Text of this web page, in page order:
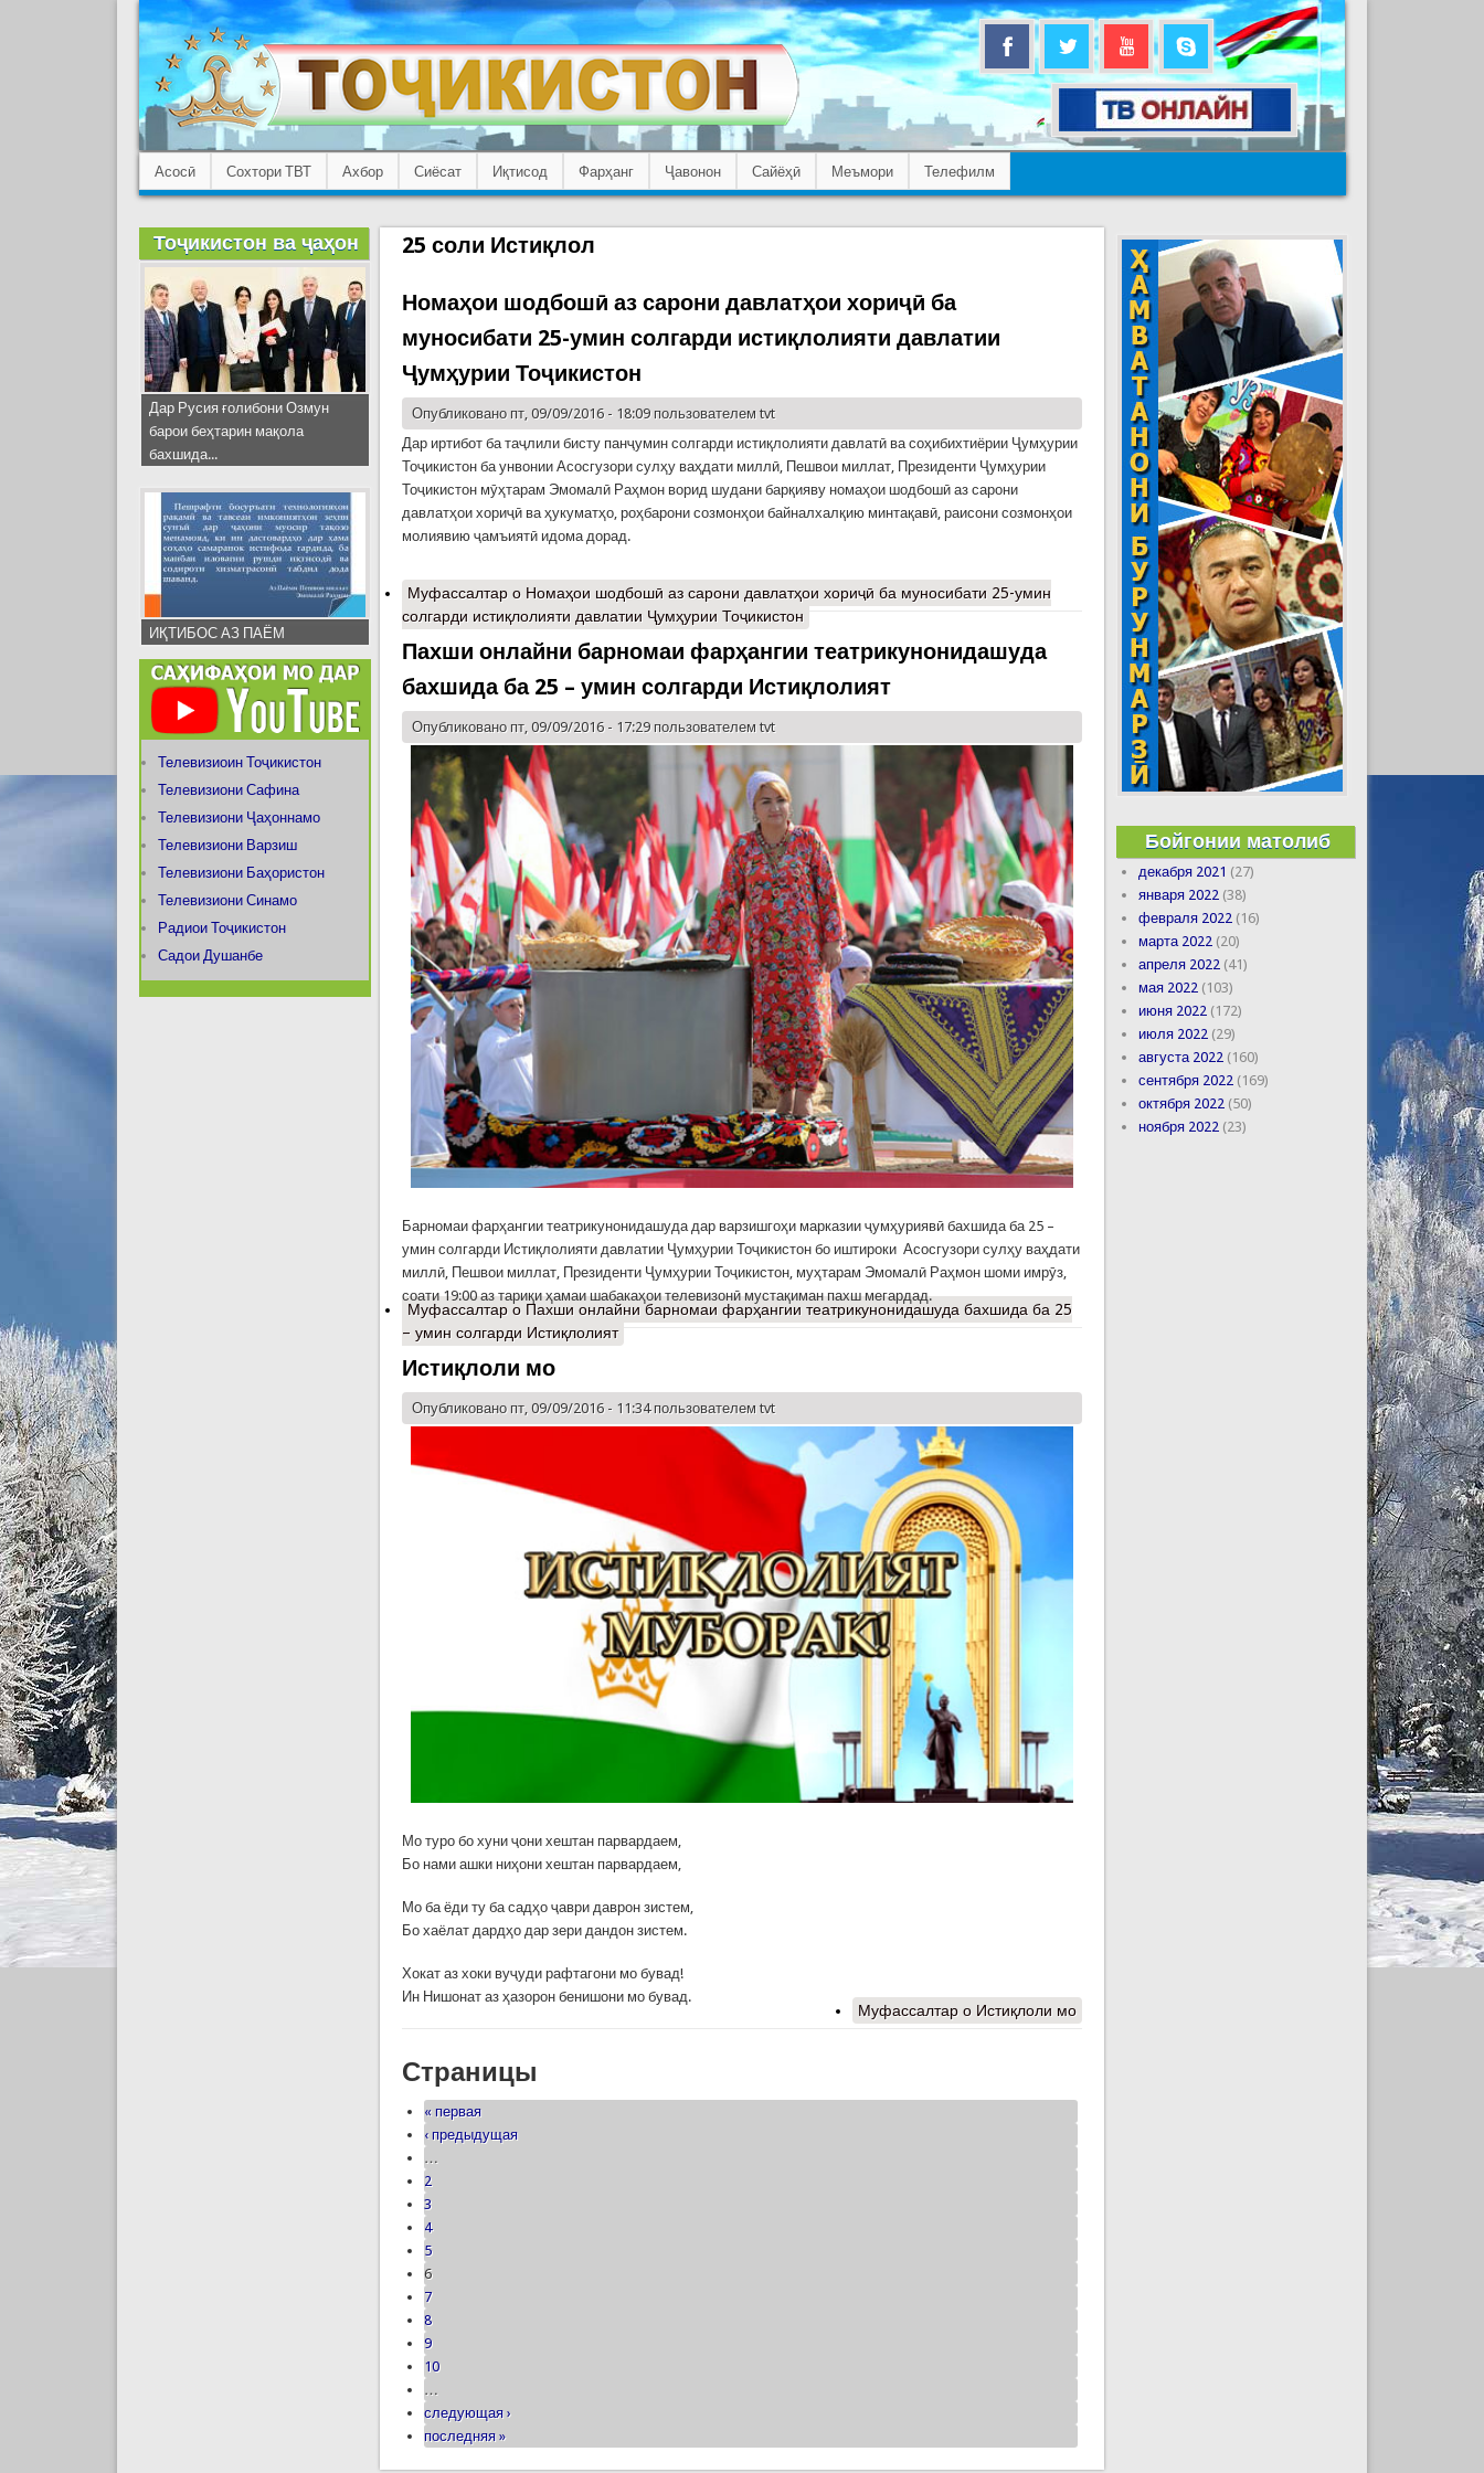
Асосӣ Сохтори ТВТ Ахбор Сиёсат Иқтисод Фарҳанг Ҷавонон Сайёҳӣ Меъмори Телефилм
25 соли Истиқлол
Номаҳои шодбошӣ аз сарони давлатҳои хориҷӣ ба
муносибати 25-умин солгарди истиқлолияти давлатии
Ҷумҳурии Тоҷикистон
Опубликовано пт, 09/09/2016 - 18:09 пользователемtvt
Дар иртибот ба таҷлили бисту панҷумин солгарди истиқлолияти давлатӣ ва соҳибихтиёрии Ҷумҳурии
Тоҷикистон ба унвонии Асосгузори сулҳу ваҳдати миллӣ, Пешвои миллат, Президенти Ҷумҳурии
Тоҷикистон мӯҳтарам Эмомалӣ Раҳмон ворид шудани барқияву номаҳои шодбошӣ аз сарони
давлатҳои хориҷӣ ва ҳукуматҳо, роҳбарони созмонҳои байналхалқию минтақавӣ, раисони созмонҳои
молиявию ҷамъиятӣ идома дорад.
Муфассалтар о Номаҳои шодбошӣ аз сарони давлатҳои хориҷӣ ба муносибати 25-умин
солгарди истиқлолияти давлатии Ҷумҳурии Тоҷикистон
Пахши онлайни барномаи фарҳангии театрикунонидашуда
бахшида ба 25 – умин солгарди Истиқлолият
Опубликовано пт, 09/09/2016 - 17:29 пользователемtvt
Барномаи фарҳангии театрикунонидашуда дар варзишгоҳи марказии ҷумҳуриявӣ бахшида ба 25 –
умин солгарди Истиқлолияти давлатии Ҷумҳурии Тоҷикистон бо иштироки Асосгузори сулҳу ваҳдати
миллӣ, Пешвои миллат, Президенти Ҷумҳурии Тоҷикистон, муҳтарам Эмомалӣ Раҳмон шоми имрӯз,
соати 19:00 аз тариқи ҳамаи шабакаҳои телевизонӣ мустақиман пахш мегардад.
Муфассалтар о Пахши онлайни барномаи фарҳангии театрикунонидашуда бахшида ба 25
– умин солгарди Истиқлолият
Истиқлоли мо
Опубликовано пт, 09/09/2016 - 11:34 пользователемtvt
Мо туро бо хуни ҷони хештан парвардаем,
Бо нами ашки ниҳони хештан парвардаем,
Мо ба ёди ту ба садҳо ҷаври даврон зистем,
Бо хаёлат дардҳо дар зери дандон зистем.
Хокат аз хоки вуҷуди рафтагони мо бувад!
Ин Нишонат аз ҳазорон бенишони мо бувад.
Муфассалтаро Истиқлоли мо
Страницы
« первая
‹ предыдущая
…
2
3
4
5
6
7
8
9
10
…
следующая ›
последняя »
Тоҷикистон ва ҷаҳон
Дар Русия ғолибони Озмун
барои беҳтарин мақола
бахшида...
ИҚТИБОС АЗ ПАЁМ
Телевизиоин Тоҷикистон
Телевизиони Сафина
Телевизиони Ҷаҳоннамо
Телевизиони Варзиш
Телевизиони Баҳористон
Телевизиони Синамо
Радиои Тоҷикистон
Садои Душанбе
Бойгонии матолиб
декабря 2021 (27)
января 2022 (38)
февраля 2022 (16)
марта 2022 (20)
апреля 2022 (41)
мая 2022 (103)
июня 2022 (172)
июля 2022 (29)
августа 2022 (160)
сентября 2022 (169)
октября 2022 (50)
ноября 2022 (23)